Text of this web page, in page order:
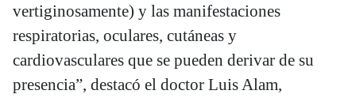
vertiginosamente) y las manifestaciones
respiratorias, oculares, cutáneas y
cardiovasculares que se pueden derivar de su
presencia”, destacó el doctor Luis Alam,